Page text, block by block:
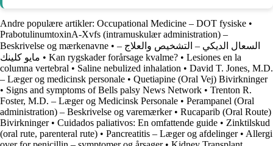
Andre populære artikler: Occupational Medicine – DOT fysiske •
PrabotulinumtoxinA-Xvfs (intramuskulær administration) –
Beskrivelse og mærkenavne • السعال الديكي – التشخيص والعلاج –
مايو كلينك • Kan rygskader forårsage kvalme? • Lesiones en la
columna vertebral • Saline nebulized inhalation • David T. Jones, M.D.
– Læger og medicinsk personale • Quetiapine (Oral Vej) Bivirkninger
• Signs and symptoms of Bells palsy News Network • Trenton R.
Foster, M.D. – Læger og Medicinsk Personale • Perampanel (Oral
administration) – Beskrivelse og varemærker• Rucaparib (Oral Route)
Bivirkninger • Cuidados paliativos: En omfattende guide • Zinktilskud
(oral rute, parenteral rute) • Pancreatitis – Læger og afdelinger• Allergi